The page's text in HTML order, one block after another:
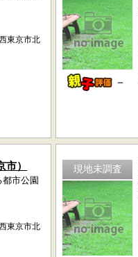
東京市北
－
）
市公園
東京市北
現地未調査